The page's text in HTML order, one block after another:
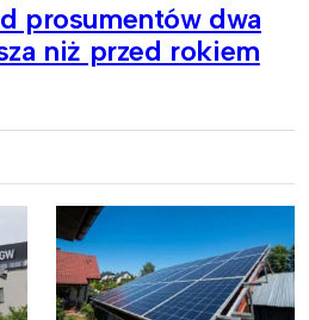
prosumentów dwa
niż przed rokiem